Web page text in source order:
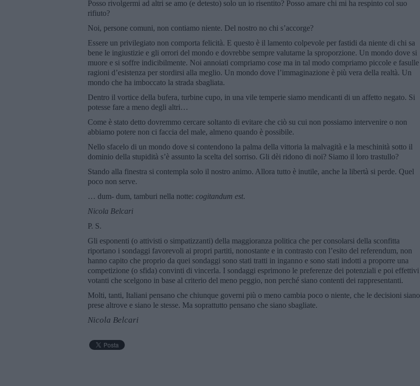
Posso rivolgermi ad altri se amo (e detesto) solo un io risentito? Posso amare chi mi ha respinto col suo
rifiuto?
Noi, persone comuni, non contiamo niente. Del nostro no chi s’accorge?
Essere un privilegiato non comporta felicità. E questo è il lamento colpevole per fastidi da niente di chi sa
bene le ingiustizie e gli orrori del mondo e dovrebbe sempre valutarne la sproporzione. Un mondo dove si
muore e si soffre indicibilmente. Noi annoiati compriamo cose ma in tal modo compriamo piccole e fasulle
ragioni d’esistenza per stordirsi alla meglio. Un mondo dove l’immaginazione è più vera della realtà. Un
mondo che ha imboccato la strada sbagliata.
Dentro il vortice della bufera, turbine cupo, in una vile temperie siamo mendicanti di un affetto negato. Si
potesse fare a meno degli altri…
Come è stato detto dovremmo cercare soltanto di evitare che ciò su cui non possiamo intervenire o non
abbiamo potere non ci faccia del male, almeno quando è possibile.
Nello sfacelo di un mondo dove si contendono la palma della vittoria la malvagità e la meschinità sotto il
dominio della stupidità s’è assunto la scelta del sorriso. Gli dèi ridono di noi? Siamo il loro trastullo?
Stando alla finestra si contempla solo il nostro animo. Allora tutto è inutile, anche la libertà si perde. Quel
poco non serve.
… dum- dum, tamburi nella notte: cogitandum est.
Nicola Belcari
P. S.
Gli esponenti (o attivisti o simpatizzanti) della maggioranza politica che per consolarsi della sconfitta
riportano i sondaggi favorevoli ai propri partiti, nonostante e in contrasto con l’esito del referendum, non
hanno capito che proprio da quei sondaggi sono stati tratti in inganno e sono stati indotti a proporre una
competizione (o sfida) convinti di vincerla. I sondaggi esprimono le preferenze dei potenziali e poi effettivi
votanti che scelgono in base al criterio del meno peggio, non perché siano contenti dei rappresentanti.
Molti, tanti, Italiani pensano che chiunque governi più o meno cambia poco o niente, che le decisioni siano
prese altrove e siano le stesse. Ma soprattutto pensano che siano sbagliate.
Nicola Belcari